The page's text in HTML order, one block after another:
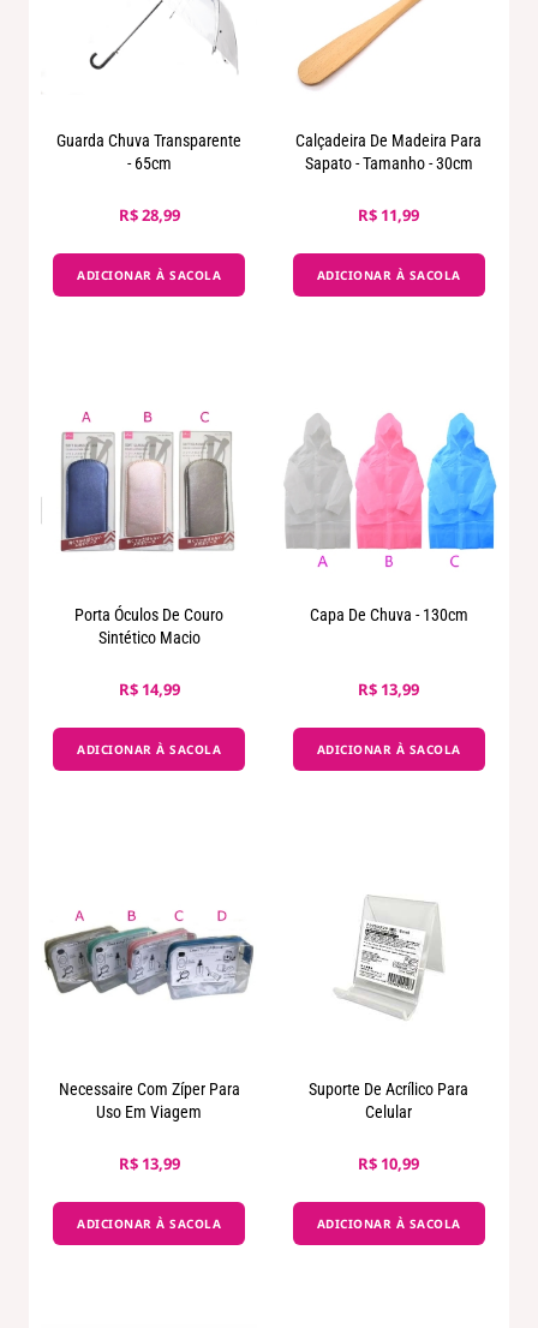
Guarda Chuva Transparente
- 65cm
R$ 28,99
ADICIONAR À SACOLA
Calçadeira De Madeira Para
Sapato - Tamanho - 30cm
R$ 11,99
ADICIONAR À SACOLA
Porta Óculos De Couro
Sintético Macio
R$ 14,99
ADICIONAR À SACOLA
Capa De Chuva - 130cm
R$ 13,99
ADICIONAR À SACOLA
Necessaire Com Zíper Para
Uso Em Viagem
R$ 13,99
ADICIONAR À SACOLA
Suporte De Acrílico Para
Celular
R$ 10,99
ADICIONAR À SACOLA